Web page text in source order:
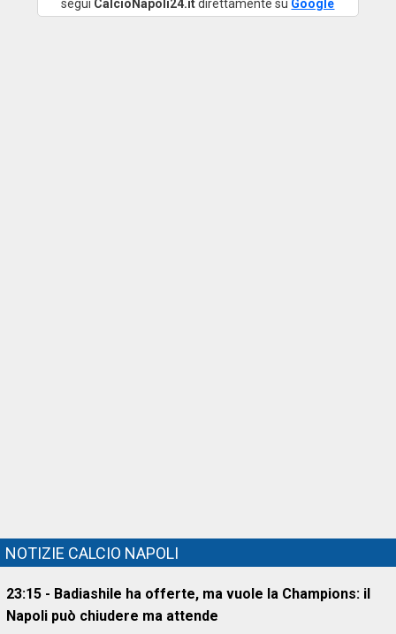
segui CalcioNapoli24.itdirettamente su Google
NOTIZIE CALCIO NAPOLI
23:15 - Badiashile ha offerte, ma vuole la Champions: il
Napoli può chiudere ma attende